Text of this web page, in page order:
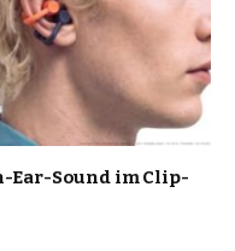
Ear-Sound im Clip-